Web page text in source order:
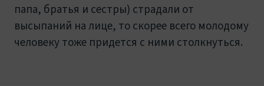
папа, братья и сестры) страдали от
высыпаний на лице, то скорее всего молодому
человеку тоже придется с ними столкнуться.